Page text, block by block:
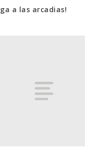
a las arcadias!